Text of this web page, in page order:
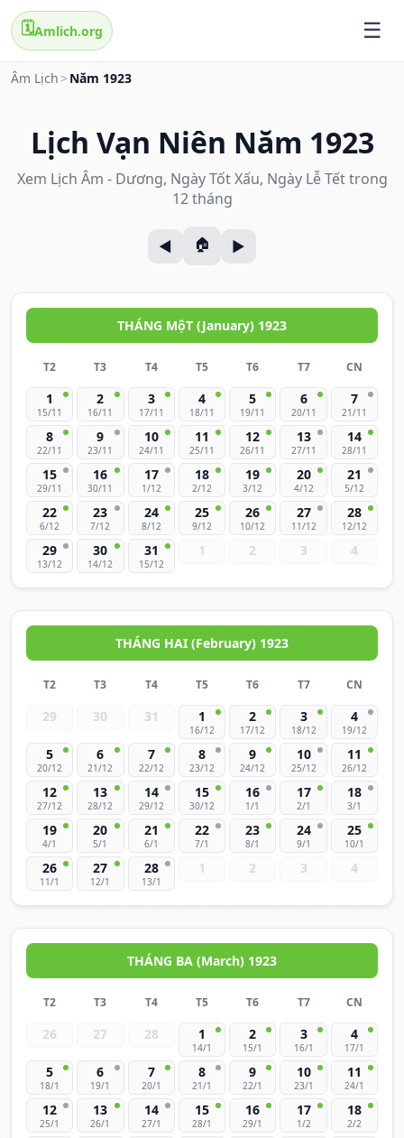
🗓️Amlich.org
Âm Lịch > Năm 1923
Lịch Vạn Niên Năm 1923
Xem Lịch Âm - Dương, Ngày Tốt Xấu, Ngày Lễ Tết trong
12 tháng
THÁNG MộT (January) 1923
T2 T3 T4 T5 T6 T7 CN
1
15/11
2
16/11
3
17/11
4
18/11
5
19/11
6
20/11
7
21/11
8
22/11
9
23/11
10
24/11
11
25/11
12
26/11
13
27/11
14
28/11
15
29/11
16
30/11
17
1/12
18
2/12
19
3/12
20
4/12
21
5/12
22
6/12
23
7/12
24
8/12
25
9/12
26
10/12
27
11/12
28
12/12
29
13/12
30
14/12
31
15/12
1 2 3 4
THÁNG HAI (February) 1923
T2 T3 T4 T5 T6 T7 CN
29 30 31 1
16/12
2
17/12
3
18/12
4
19/12
5
20/12
6
21/12
7
22/12
8
23/12
9
24/12
10
25/12
11
26/12
12
27/12
13
28/12
14
29/12
15
30/12
16
1/1
17
2/1
18
3/1
19
4/1
20
5/1
21
6/1
22
7/1
23
8/1
24
9/1
25
10/1
26
11/1
27
12/1
28
13/1
1 2 3 4
THÁNG BA (March) 1923
T2 T3 T4 T5 T6 T7 CN
26 27 28 1
14/1
2
15/1
3
16/1
4
17/1
5
18/1
6
19/1
7
20/1
8
21/1
9
22/1
10
23/1
11
24/1
12
25/1
13
26/1
14
27/1
15
28/1
16
29/1
17
1/2
18
2/2